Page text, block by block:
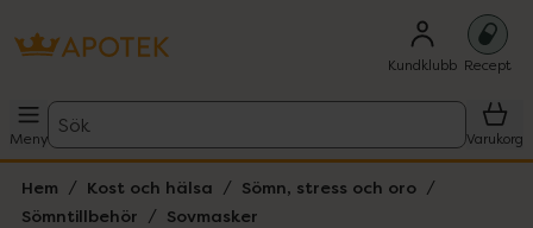
Kundklubb Recept
Meny
Sök
Varukorg
Hem Kost och hälsa
Sömn, stress och oro
Sömntillbehör
Sovmasker